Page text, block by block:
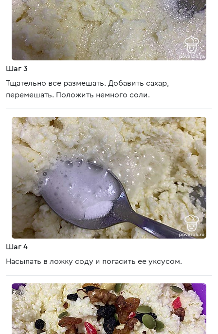
Шаг 3
Тщательно все размешать. Добавить сахар,
перемешать. Положить немного соли.
Шаг 4
Насыпать в ложку соду и погасить ее уксусом.